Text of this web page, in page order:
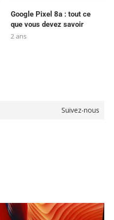
Google Pixel 8a : tout ce
que vous devez savoir
2 ans
Suivez-nous